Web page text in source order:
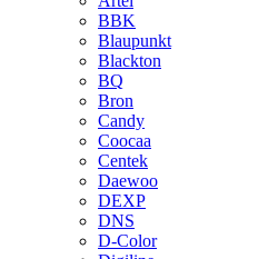
BBK
Blaupunkt
Blackton
BQ
Bron
Candy
Coocaa
Centek
Daewoo
DEXP
DNS
D-Color